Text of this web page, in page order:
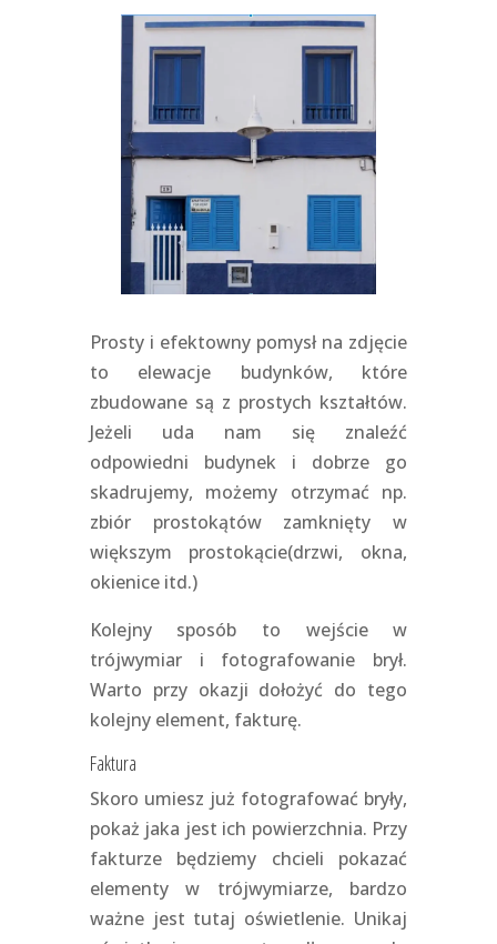
Prosty i efektowny pomysł na zdjęcie
to elewacje budynków, które
zbudowane są z prostych kształtów.
Jeżeli uda nam się znaleźć
odpowiedni budynek i dobrze go
skadrujemy, możemy otrzymać np.
zbiór prostokątów zamknięty w
większym prostokącie(drzwi, okna,
okienice itd.)
Kolejny sposób to wejście w
trójwymiar i fotografowanie brył.
Warto przy okazji dołożyć do tego
kolejny element, fakturę.
Faktura
Skoro umiesz już fotografować bryły,
pokaż jaka jest ich powierzchnia. Przy
fakturze będziemy chcieli pokazać
elementy w trójwymiarze, bardzo
ważne jest tutaj oświetlenie. Unikaj